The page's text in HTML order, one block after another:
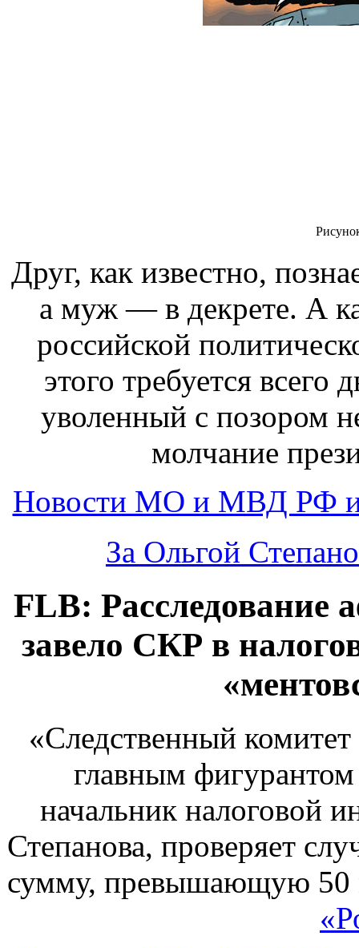
Друг, как известно,
а муж — в декрете. А
российской
этого требуется всего
уволенный с позором
молчание
Новости МО и МВД РФ
За Ольгой
FLB: Расследование
завело СКР в
«Следственный
главным
начальник налоговой
Степанова, проверяет
сумму, превышающую 50